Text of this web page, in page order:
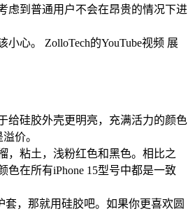
虑到普通用户不会在昂贵的情况下进
心。 ZolloTech的YouTube视频 展
给硅胶外壳更明亮，充满活力的颜色
价。
，粘土，浅粉红色和黑色。相比之
在所有iPhone 15型号中都是一致
，那就用硅胶吧。如果你更喜欢圆